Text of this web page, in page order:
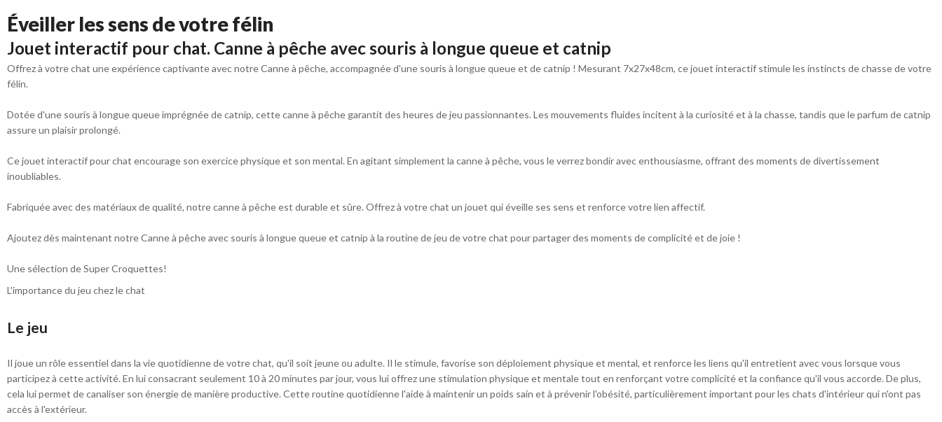
Éveiller les sens de votre félin
Jouet interactif pour chat. Canne à pêche avec souris à longue queue et catnip
Offrez à votre chat une expérience captivante avec notre Canne à pêche, accompagnée d'une souris à longue queue et de catnip ! Mesurant 7x27x48cm, ce jouet interactif stimule les instincts de chasse de votre
félin.
Dotée d'une souris à longue queue imprégnée de catnip, cette canne à pêche garantit des heures de jeu passionnantes. Les mouvements fluides incitent à la curiosité et à la chasse, tandis que le parfum de catnip
assure un plaisir prolongé.
Ce jouet interactif pour chat encourage son exercice physique et son mental. En agitant simplement la canne à pêche, vous le verrez bondir avec enthousiasme, offrant des moments de divertissement
inoubliables.
Fabriquée avec des matériaux de qualité, notre canne à pêche est durable et sûre. Offrez à votre chat un jouet qui éveille ses sens et renforce votre lien affectif.
Ajoutez dès maintenant notre Canne à pêche avec souris à longue queue et catnip à la routine de jeu de votre chat pour partager des moments de complicité et de joie !
Une sélection de Super Croquettes!
L'importance du jeu chez le chat
Le jeu
Il joue un rôle essentiel dans la vie quotidienne de votre chat, qu'il soit jeune ou adulte. Il le stimule, favorise son déploiement physique et mental, et renforce les liens qu'il entretient avec vous lorsque vous
participez à cette activité. En lui consacrant seulement 10 à 20 minutes par jour, vous lui offrez une stimulation physique et mentale tout en renforçant votre complicité et la confiance qu'il vous accorde. De plus,
cela lui permet de canaliser son énergie de manière productive. Cette routine quotidienne l'aide à maintenir un poids sain et à prévenir l'obésité, particulièrement important pour les chats d'intérieur qui n'ont pas
accès à l'extérieur.